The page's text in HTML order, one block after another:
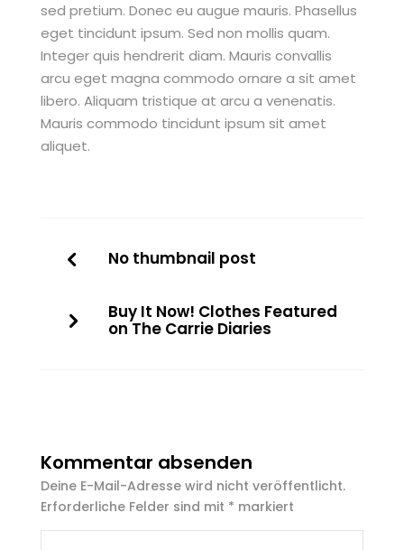
sed pretium. Donec eu augue mauris. Phasellus
eget tincidunt ipsum. Sed non mollis quam.
Integer quis hendrerit diam. Mauris convallis
arcu eget magna commodo ornare a sit amet
libero. Aliquam tristique at arcu a venenatis.
Mauris commodo tincidunt ipsum sit amet
aliquet.
No thumbnail post
Buy It Now! Clothes Featured
on The Carrie Diaries
Kommentar absenden
Deine E-Mail-Adresse wird nicht veröffentlicht.
Erforderliche Felder sind mit * markiert